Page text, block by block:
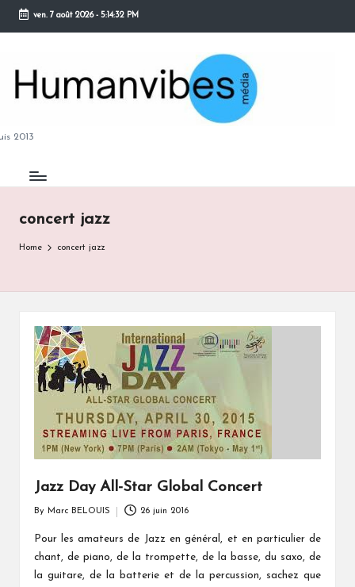
Skip
content
ven. 7 août 2026- 5:14:33 PM
2013
concert jazz
Home concert jazz
Jazz Day All-Star Global Concert
by
By Marc BELOUIS 26 juin 2016
Pour les amateurs de Jazz en général, et en particulier de
chant, de piano, de la trompette, de la basse, du saxo, de
la guitare, de la batterie et de la percussion, sachez que